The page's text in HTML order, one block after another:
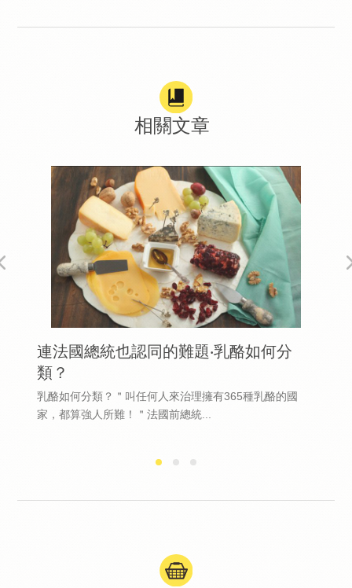
相關文章
連法國總統也認同的難題‧乳酪如何分
類？
乳酪如何分類？＂叫任何人來治理擁有365種乳酪的國
家，都算強人所難！＂法國前總統...